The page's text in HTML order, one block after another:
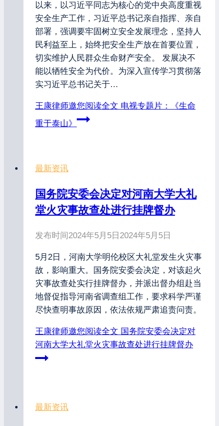
以来，以习近平同志为核心的党中央高度重视
安全生产工作，习近平总书记亲自指挥、亲自
部署，强调要牢固树立安全发展理念，坚持人
民利益至上，始终把安全生产放在首要位置，
切实维护人民群众生命财产安全。 发展决不
能以牺牲安全为代价。为深入宣传学习贯彻落
实习近平总书记关于…
王康律师邀您阅读全文 电视专题片：《生命
重于泰山》
最新资讯
国务院安委会决定对河南大学大礼
堂火灾事故查处进行挂牌督办
发布时间2024年5月5日 2024年5月5日
5月2日，河南大学明伦校区大礼堂发生火灾事
故，影响重大。国务院安委会决定，对该起火
灾事故查处实行挂牌督办，并派出督办组赴当
地督促指导河南省调查组工作，要求科学严谨
尽快查明事故原因，依法依规严肃追责问责。
王康律师邀您阅读全文 国务院安委会决定对
河南大学大礼堂火灾事故查处进行挂牌督办
最新资讯